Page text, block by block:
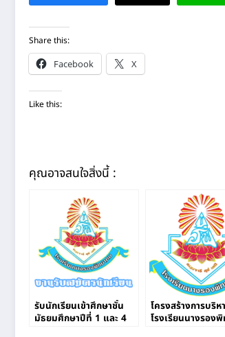
Share this:
Facebook
X
Like this:
คุณอาจสนใจสิ่งนี้ :
รับนักเรียนเข้าศึกษาชั้น
มัธยมศึกษาปีที่ 1 และ 4
โครงสร้างการบริห
โรงเรียนนางรอง